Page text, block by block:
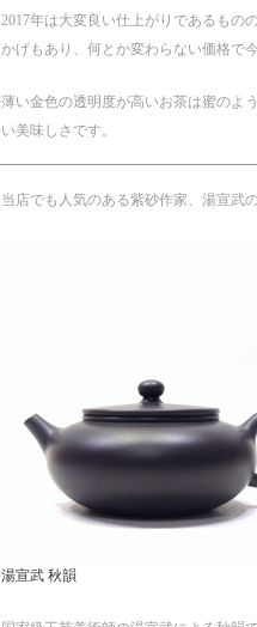
2017年は大変良い仕上がりであるもの
かげもあり、何とか変わらない価格で
薄い金色の透明度が高いお茶は蜜のよ
い美味しさです。
当店でも人気のある紫砂作家、湯宣武
湯宣武 秋韻